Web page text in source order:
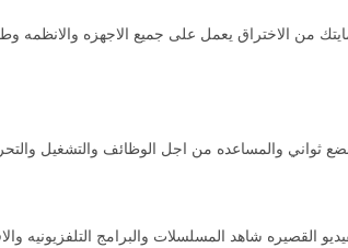
من الاختراق يعمل على جميع الاجهزه والانظمه
الفيديو القصيره شاهد المسلسلات والبرامج التلفزيونيه